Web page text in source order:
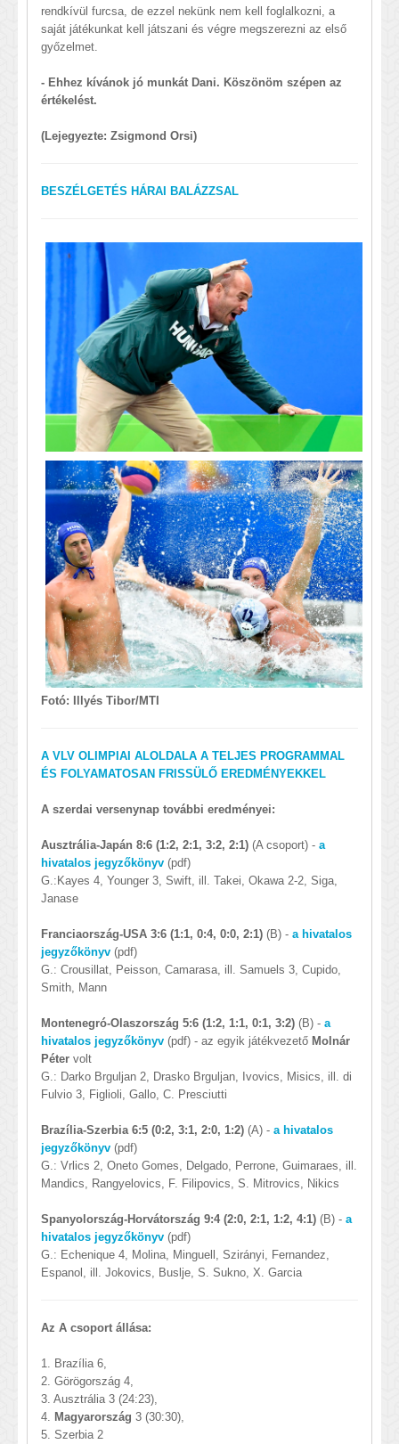
rendkívül furcsa, de ezzel nekünk nem kell foglalkozni, a
saját játékunkat kell játszani és végre megszerezni az első
győzelmet.
- Ehhez kívánok jó munkát Dani. Köszönöm szépen az
értékelést.
(Lejegyezte: Zsigmond Orsi)
BESZÉLGETÉS HÁRAI BALÁZZSAL
Fotó: Illyés Tibor/MTI
A VLV OLIMPIAI ALOLDALA A TELJES PROGRAMMAL
ÉS FOLYAMATOSAN FRISSÜLŐ EREDMÉNYEKKEL
A szerdai versenynap további eredményei:
Ausztrália-Japán 8:6 (1:2, 2:1, 3:2, 2:1) (A csoport) - a
hivatalos jegyzőkönyv (pdf)
G.:Kayes 4, Younger 3, Swift, ill. Takei, Okawa 2-2, Siga,
Janase
Franciaország-USA 3:6 (1:1, 0:4, 0:0, 2:1) (B) - a hivatalos
jegyzőkönyv (pdf)
G.: Crousillat, Peisson, Camarasa, ill. Samuels 3, Cupido,
Smith, Mann
Montenegró-Olaszország 5:6 (1:2, 1:1, 0:1, 3:2) (B) - a
hivatalos jegyzőkönyv (pdf) - az egyik játékvezető Molnár
Péter volt
G.: Darko Brguljan 2, Drasko Brguljan, Ivovics, Misics, ill. di
Fulvio 3, Figlioli, Gallo, C. Presciutti
Brazília-Szerbia 6:5 (0:2, 3:1, 2:0, 1:2) (A) - a hivatalos
jegyzőkönyv (pdf)
G.: Vrlics 2, Oneto Gomes, Delgado, Perrone, Guimaraes, ill.
Mandics, Rangyelovics, F. Filipovics, S. Mitrovics, Nikics
Spanyolország-Horvátország 9:4 (2:0, 2:1, 1:2, 4:1) (B) - a
hivatalos jegyzőkönyv (pdf)
G.: Echenique 4, Molina, Minguell, Szirányi, Fernandez,
Espanol, ill. Jokovics, Buslje, S. Sukno, X. Garcia
Az A csoport állása:
1. Brazília 6,
2. Görögország 4,
3. Ausztrália 3 (24:23),
4. Magyarország 3 (30:30),
5. Szerbia 2